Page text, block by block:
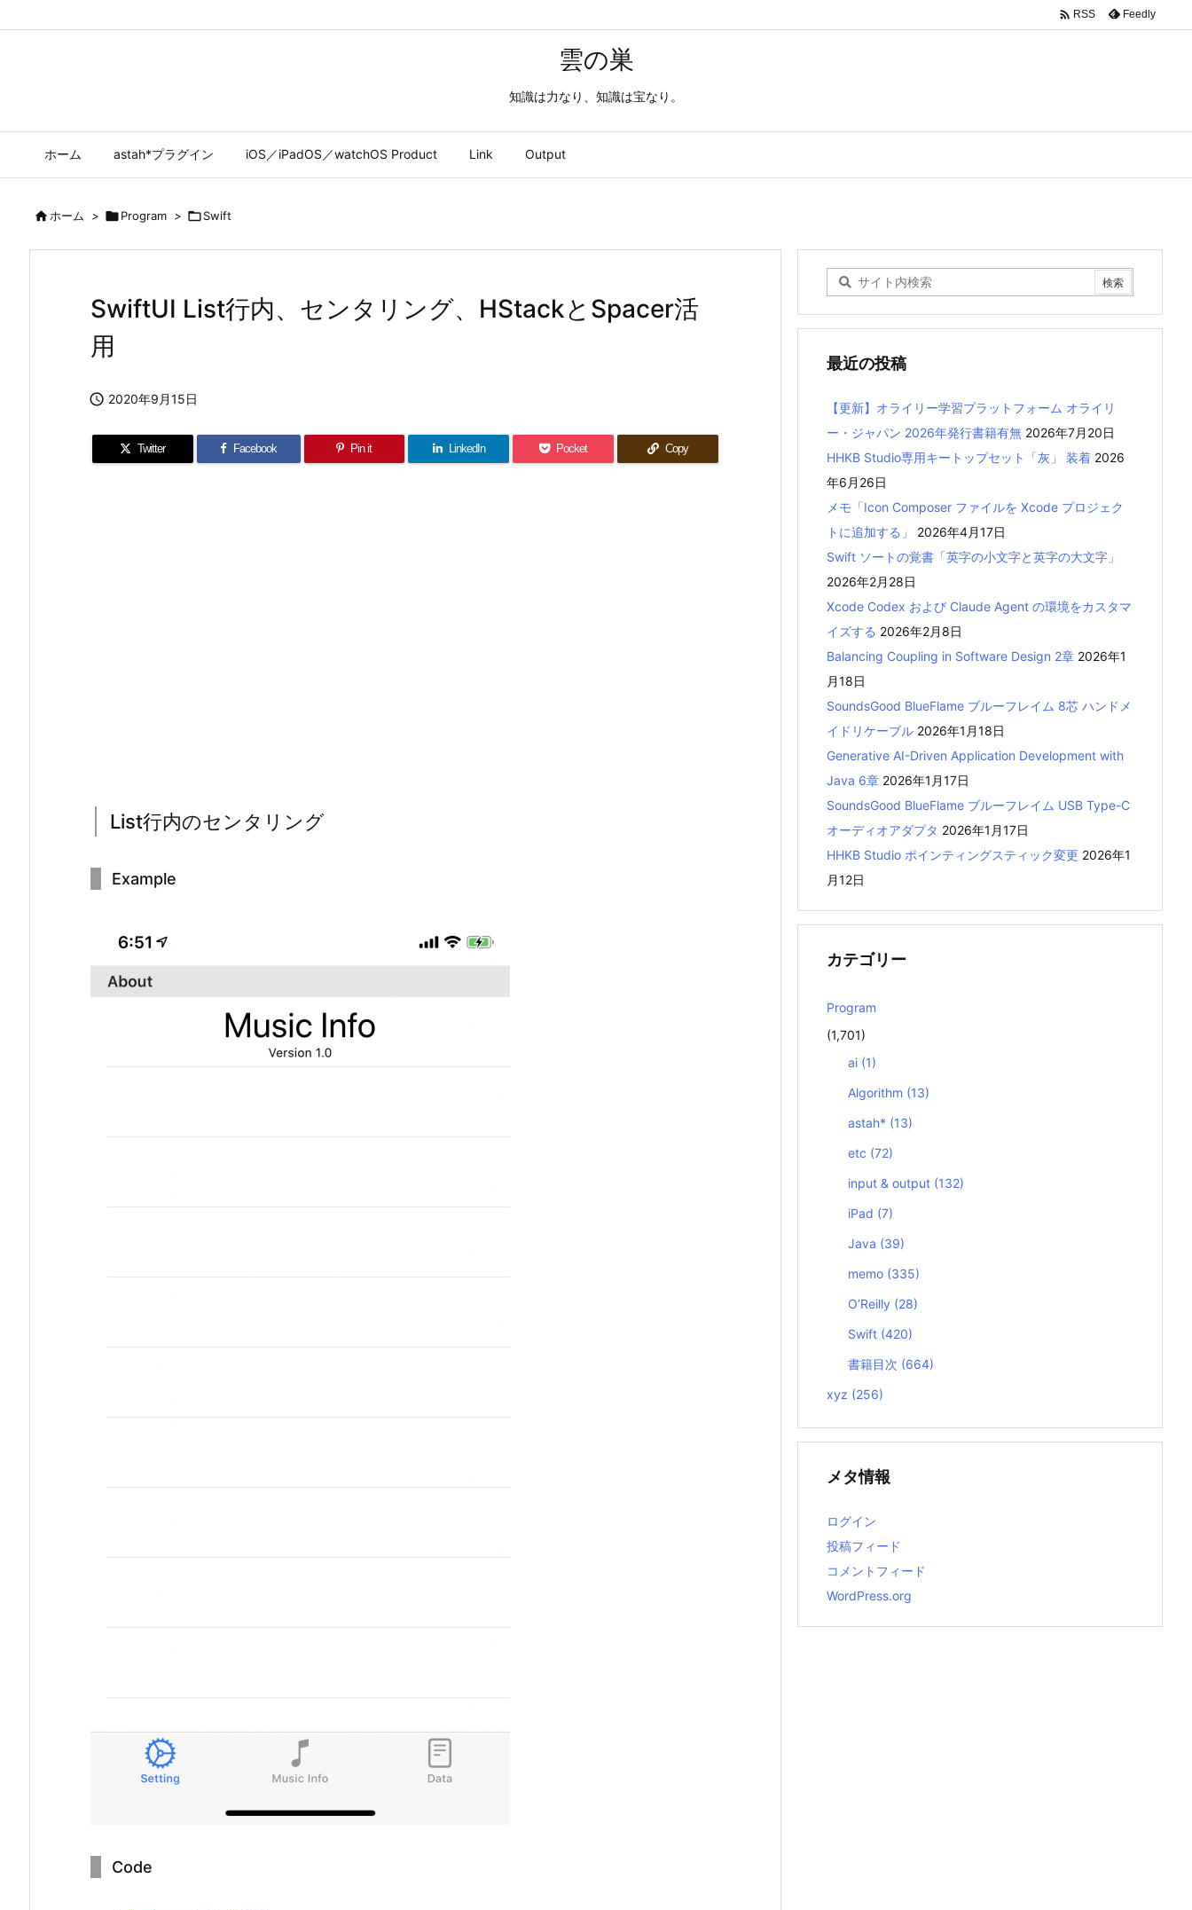
雲の巣
知識は力なり、知識は宝なり。
ホーム astah*プラグイン iOS／iPadOS／watchOS Product Link Output
 RSS Feedly
ホーム > Program > Swift
SwiftUI List行内、センタリング、HStackとSpacer活
用
 2020年9月15日
Twitter Facebook Pin it LinkedIn Pocket Copy
List行内のセンタリング
Example
Code
最近の投稿
【更新】オライリー学習プラットフォーム オライリ
ー・ジャパン 2026年発行書籍有無 2026年7月20日
HHKB Studio専用キートップセット「灰」 装着 2026
年6月26日
メモ「Icon Composer ファイルを Xcode プロジェク
トに追加する」
2026年4月17日
Swift ソートの覚書「英字の小文字と英字の大文字」
2026年2月28日
Xcode Codex および Claude Agent の環境をカスタマ
イズする 2026年2月8日
Balancing Coupling in Software Design 2章 2026年1
月18日
SoundsGood BlueFlame ブルーフレイム 8芯 ハンドメ
イドリケーブル 2026年1月18日
Generative AI-Driven Application Development with
Java 6章 2026年1月17日
SoundsGood BlueFlame ブルーフレイム USB Type-C
オーディオアダプタ 2026年1月17日
HHKB Studio ポインティングスティック変更 2026年1
月12日
カテゴリー
Program
(1,701)
ai (1)
Algorithm (13)
astah* (13)
etc (72)
input & output (132)
iPad (7)
Java (39)
memo (335)
O’Reilly (28)
Swift (420)
書籍目次 (664)
xyz (256)
メタ情報
ログイン
投稿フィード
コメントフィード
WordPress.org